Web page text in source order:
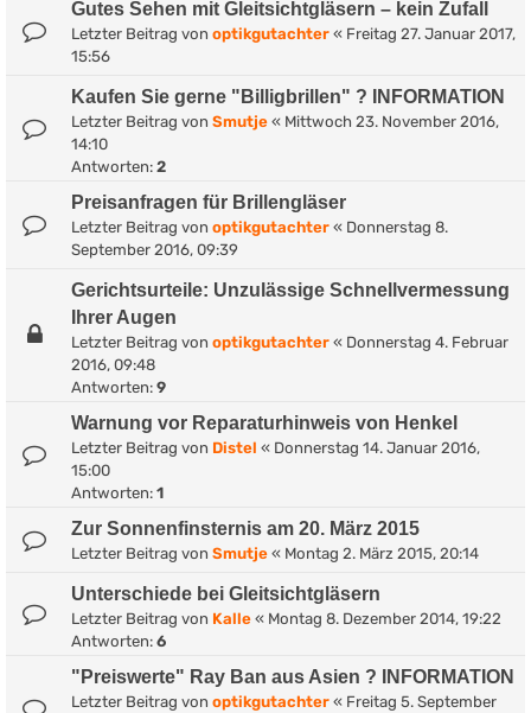
Gutes Sehen mit Gleitsichtgläsern – kein Zufall
Letzter Beitrag von optikgutachter « Freitag 27. Januar 2017,
15:56
Kaufen Sie gerne "Billigbrillen" ? INFORMATION
Letzter Beitrag von Smutje « Mittwoch 23. November 2016,
14:10
Antworten: 2
Preisanfragen für Brillengläser
Letzter Beitrag von optikgutachter « Donnerstag 8.
September 2016, 09:39
Gerichtsurteile: Unzulässige Schnellvermessung
Ihrer Augen
Letzter Beitrag von optikgutachter « Donnerstag 4. Februar
2016, 09:48
Antworten: 9
Warnung vor Reparaturhinweis von Henkel
Letzter Beitrag von Distel « Donnerstag 14. Januar 2016,
15:00
Antworten: 1
Zur Sonnenfinsternis am 20. März 2015
Letzter Beitrag von Smutje « Montag 2. März 2015, 20:14
Unterschiede bei Gleitsichtgläsern
Letzter Beitrag von Kalle « Montag 8. Dezember 2014, 19:22
Antworten: 6
"Preiswerte" Ray Ban aus Asien ? INFORMATION
Letzter Beitrag von optikgutachter « Freitag 5. September